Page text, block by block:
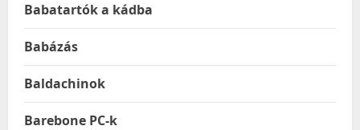
Babatartók a kádba
Babázás
Baldachinok
Barebone PC-k